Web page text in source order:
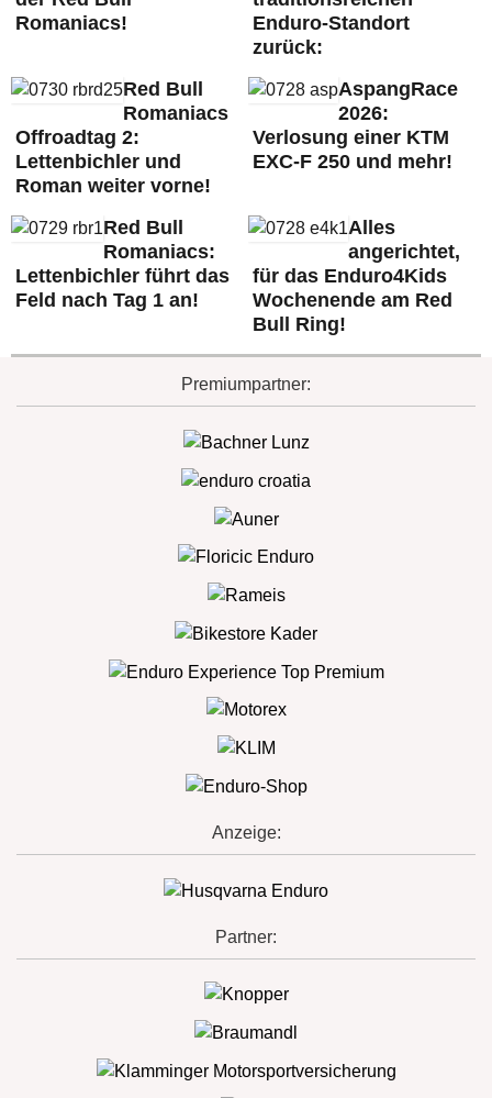
Romaniacs!
Enduro-Standort
zurück:
Red Bull
Romaniacs
Offroadtag 2:
Lettenbichler und
Roman weiter vorne!
AspangRace
2026:
Verlosung einer KTM
EXC-F 250 und mehr!
Red Bull
Romaniacs:
Lettenbichler führt das
Feld nach Tag 1 an!
Alles
angerichtet,
für das Enduro4Kids
Wochenende am Red
Bull Ring!
Premiumpartner:
Anzeige:
Partner: